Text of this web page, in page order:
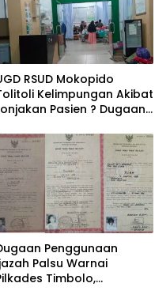
RSUD Mokopido
Kelimpungan Akibat
Pasien ? Dugaan
Muntaber Tuai
Penggunaan
Palsu Warnai
Timbolo,